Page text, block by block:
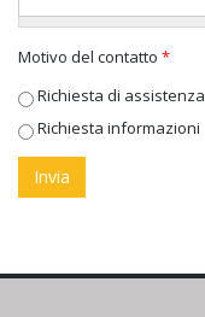
Motivo del contatto *
Richiesta di assistenza
Richiesta informazioni